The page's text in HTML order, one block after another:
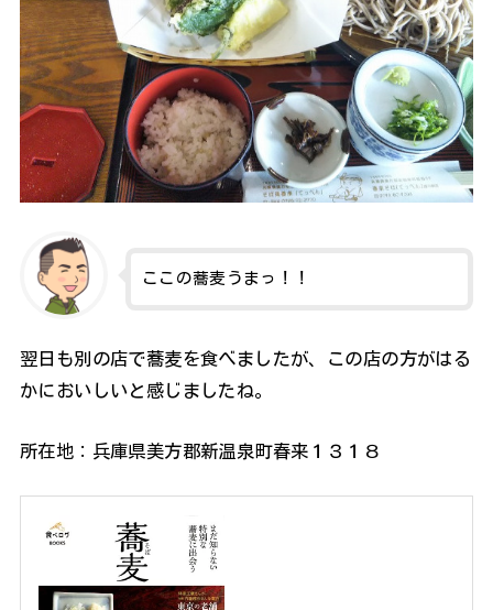
ここの蕎麦うまっ！！
翌日も別の店で蕎麦を食べましたが、この店の方がはる
かにおいしいと感じましたね。
所在地：兵庫県美方郡新温泉町春来１３１８